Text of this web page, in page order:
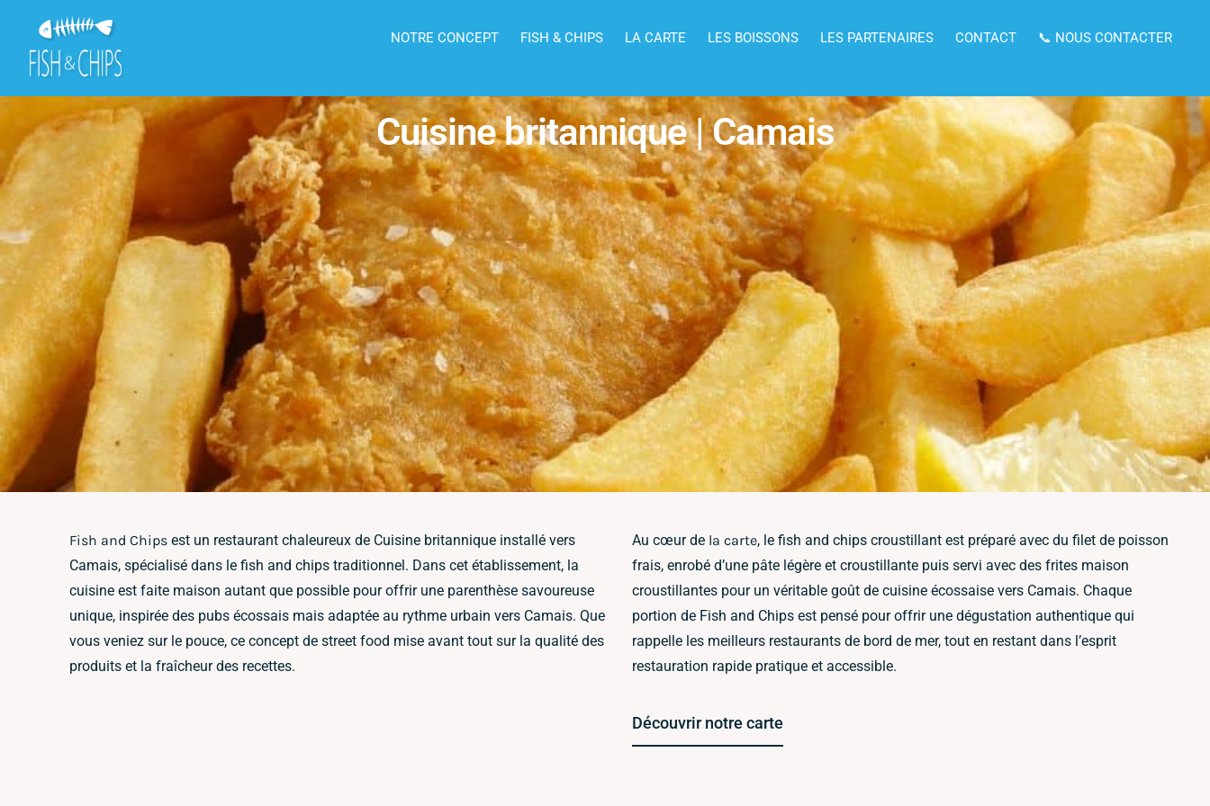
principal
NOTRE CONCEPT FISH & CHIPS LA CARTE LES BOISSONS LES PARTENAIRES CONTACT 📞 NOUS CONTACTER
Cuisine britannique | Camais
Fish and Chips est un restaurant chaleureux de Cuisine britannique installé vers
Camais, spécialisé dans le fish and chips traditionnel. Dans cet établissement, la
cuisine est faite maison autant que possible pour offrir une parenthèse savoureuse
unique, inspirée des pubs écossais mais adaptée au rythme urbain vers Camais. Que
vous veniez sur le pouce, ce concept de street food mise avant tout sur la qualité des
produits et la fraîcheur des recettes.
Au cœur de la carte, le fish and chips croustillant est préparé avec du filet de poisson
frais, enrobé d’une pâte légère et croustillante puis servi avec des frites maison
croustillantes pour un véritable goût de cuisine écossaise vers Camais. Chaque
portion de Fish and Chips est pensé pour offrir une dégustation authentique qui
rappelle les meilleurs restaurants de bord de mer, tout en restant dans l’esprit
restauration rapide pratique et accessible.
Découvrir notre carte